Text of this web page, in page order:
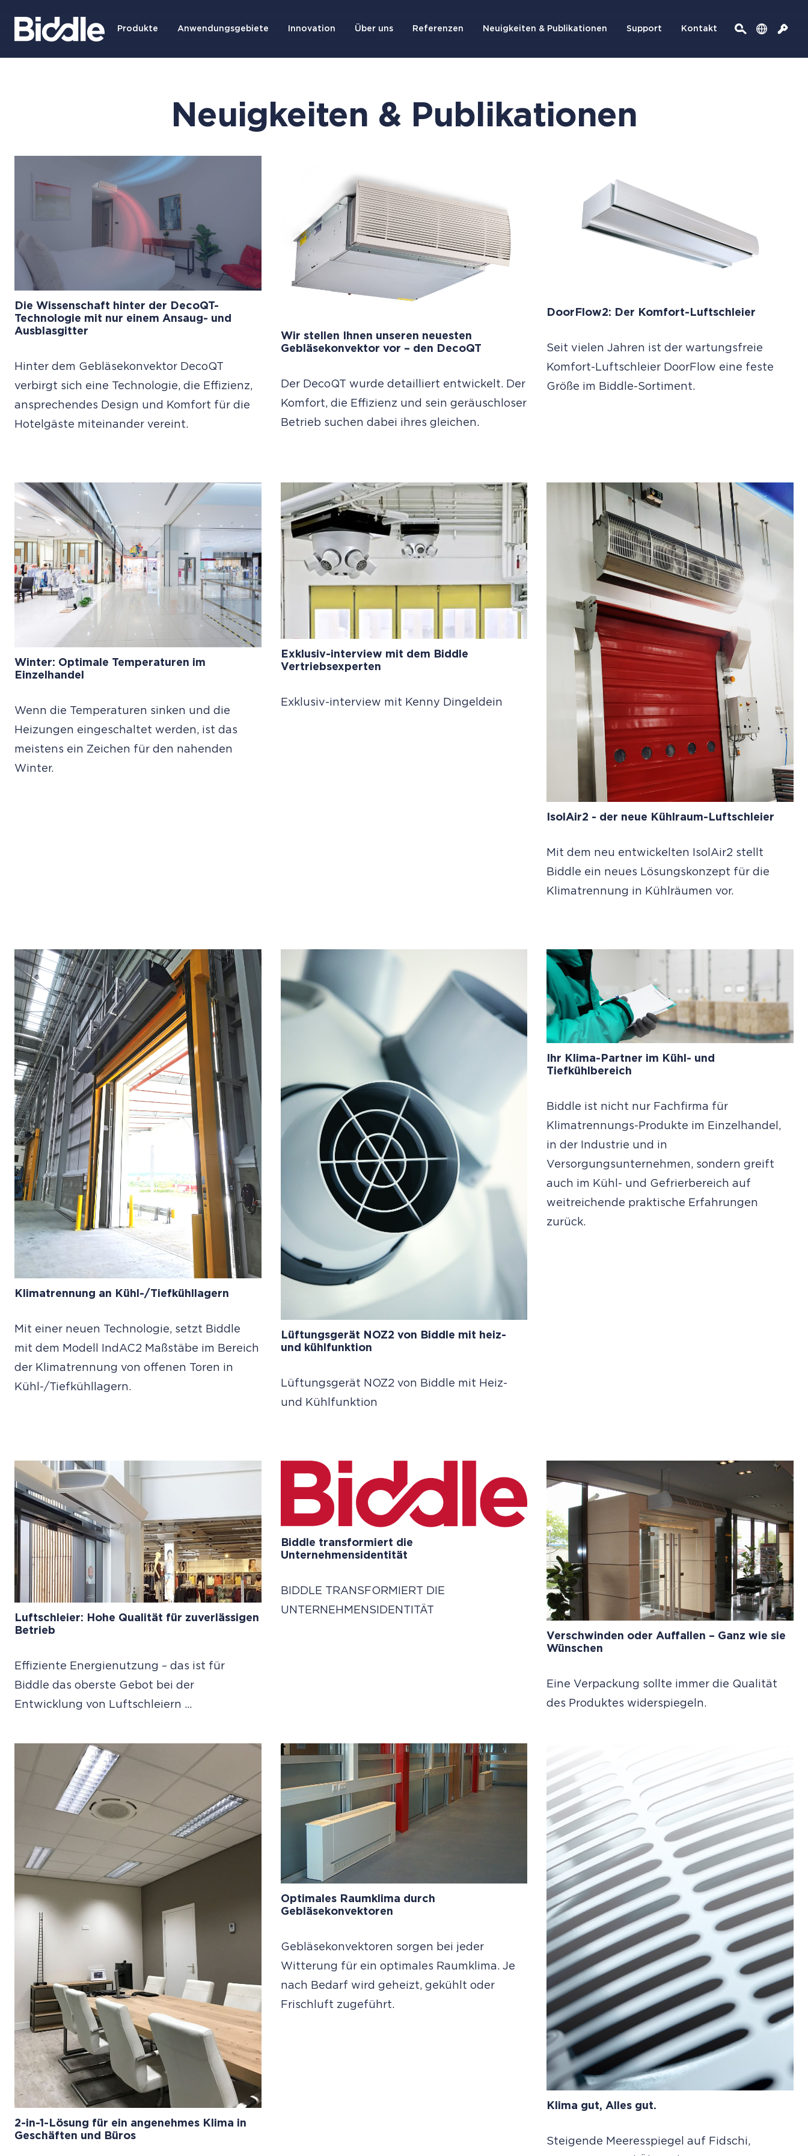
Produkte Anwendungsgebiete Innovation Über uns Referenzen Neuigkeiten & Publikationen Support Kontakt
Neuigkeiten & Publikationen
Die Wissenschaft hinter der DecoQT-
Technologie mit nur einem Ansaug- und
Ausblasgitter
Hinter dem Gebläsekonvektor DecoQT
verbirgt sich eine Technologie, die Effizienz,
ansprechendes Design und Komfort für die
Hotelgäste miteinander vereint.
Wir stellen Ihnen unseren neuesten
Gebläsekonvektor vor – den DecoQT
Der DecoQT wurde detailliert entwickelt. Der
Komfort, die Effizienz und sein geräuschloser
Betrieb suchen dabei ihres gleichen.
DoorFlow2: Der Komfort-Luftschleier
Seit vielen Jahren ist der wartungsfreie
Komfort-Luftschleier DoorFlow eine feste
Größe im Biddle-Sortiment.
Winter: Optimale Temperaturen im
Einzelhandel
Wenn die Temperaturen sinken und die
Heizungen eingeschaltet werden, ist das
meistens ein Zeichen für den nahenden
Winter.
Exklusiv-interview mit dem Biddle
Vertriebsexperten
Exklusiv-interview mit Kenny Dingeldein
IsolAir2 - der neue Kühlraum-Luftschleier
Mit dem neu entwickelten IsolAir2 stellt
Biddle ein neues Lösungskonzept für die
Klimatrennung in Kühlräumen vor.
Klimatrennung an Kühl-/Tiefkühllagern
Mit einer neuen Technologie, setzt Biddle
mit dem Modell IndAC2 Maßstäbe im Bereich
der Klimatrennung von offenen Toren in
Kühl-/Tiefkühllagern.
Lüftungsgerät NOZ2 von Biddle mit heiz-
und kühlfunktion
Lüftungsgerät NOZ2 von Biddle mit Heiz-
und Kühlfunktion
Ihr Klima-Partner im Kühl- und
Tiefkühlbereich
Biddle ist nicht nur Fachfirma für
Klimatrennungs-Produkte im Einzelhandel,
in der Industrie und in
Versorgungsunternehmen, sondern greift
auch im Kühl- und Gefrierbereich auf
weitreichende praktische Erfahrungen
zurück.
Luftschleier: Hohe Qualität für zuverlässigen
Betrieb
Effiziente Energienutzung – das ist für
Biddle das oberste Gebot bei der
Entwicklung von Luftschleiern ...
Biddle transformiert die
Unternehmensidentität
BIDDLE TRANSFORMIERT DIE
UNTERNEHMENSIDENTITÄT
Verschwinden oder Auffallen – Ganz wie sie
Wünschen
Eine Verpackung sollte immer die Qualität
des Produktes widerspiegeln.
2-in-1-Lösung für ein angenehmes Klima in
Geschäften und Büros
Optimales Raumklima durch
Gebläsekonvektoren
Gebläsekonvektoren sorgen bei jeder
Witterung für ein optimales Raumklima. Je
nach Bedarf wird geheizt, gekühlt oder
Frischluft zugeführt.
Klima gut, Alles gut.
Steigende Meeresspiegel auf Fidschi,